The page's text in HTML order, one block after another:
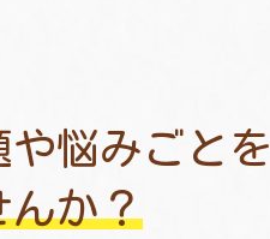
悩みごとを
んか？